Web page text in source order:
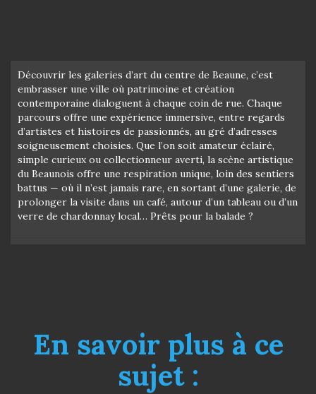
Découvrir les galeries d’art du centre de Beaune, c’est
embrasser une ville où patrimoine et création
contemporaine dialoguent à chaque coin de rue. Chaque
parcours offre une expérience immersive, entre regards
d’artistes et histoires de passionnés, au gré d’adresses
soigneusement choisies. Que l’on soit amateur éclairé,
simple curieux ou collectionneur averti, la scène artistique
du Beaunois offre une respiration unique, loin des sentiers
battus — où il n’est jamais rare, en sortant d’une galerie, de
prolonger la visite dans un café, autour d’un tableau ou d’un
verre de chardonnay local… Prêts pour la balade ?
En savoir plus à ce
sujet :